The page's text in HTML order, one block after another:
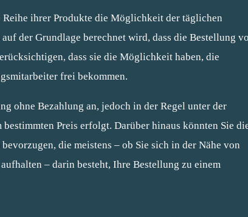
ihrer Produkte die Möglichkeit der täglichen
der Grundlage berechnet wird, dass die Bestellung
dass sie die Möglichkeit haben, die
frei bekommen.
ohne Bezahlung an, jedoch in der Regel unter der
Preis erfolgt. Darüber hinaus könnten Sie
die meistens – ob Sie sich in der Nähe von
– darin besteht, Ihre Bestellung zu einem